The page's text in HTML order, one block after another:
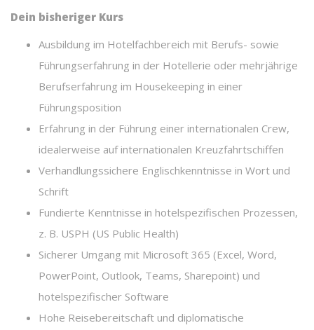
Dein bisheriger Kurs
Ausbildung im Hotelfachbereich mit Berufs- sowie
Führungserfahrung in der Hotellerie oder mehrjährige
Berufserfahrung im Housekeeping in einer
Führungsposition
Erfahrung in der Führung einer internationalen Crew,
idealerweise auf internationalen Kreuzfahrtschiffen
Verhandlungssichere Englischkenntnisse in Wort und
Schrift
Fundierte Kenntnisse in hotelspezifischen Prozessen,
z. B. USPH (US Public Health)
Sicherer Umgang mit Microsoft 365 (Excel, Word,
PowerPoint, Outlook, Teams, Sharepoint) und
hotelspezifischer Software
Hohe Reisebereitschaft und diplomatische